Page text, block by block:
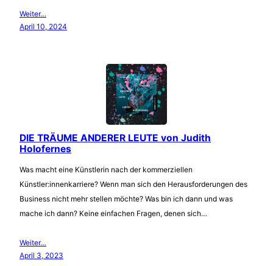
Weiter…
April 10, 2024
DIE TRÄUME ANDERER LEUTE von Judith
Holofernes
Was macht eine Künstlerin nach der kommerziellen
Künstler:innenkarriere? Wenn man sich den Herausforderungen des
Business nicht mehr stellen möchte? Was bin ich dann und was
mache ich dann? Keine einfachen Fragen, denen sich…
Weiter…
April 3, 2023